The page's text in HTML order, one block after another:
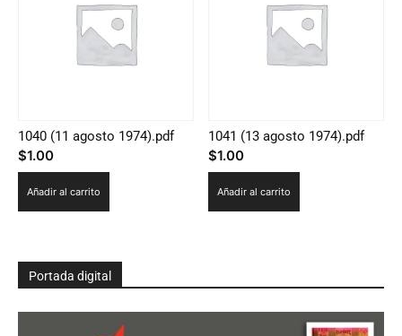
1040 (11 agosto 1974).pdf
$1.00
Añadir al carrito
1041 (13 agosto 1974).pdf
$1.00
Añadir al carrito
Portada digital